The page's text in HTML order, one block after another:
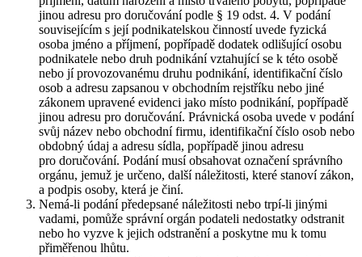
jinou adresu pro doručování podle § 19 odst. 4. V podání
souvisejícím s její podnikatelskou činností uvede fyzická
osoba jméno a příjmení, popřípadě dodatek odlišující osobu
podnikatele nebo druh podnikání vztahující se k této osobě
nebo jí provozovanému druhu podnikání, identifikační číslo
osob a adresu zapsanou v obchodním rejstříku nebo jiné
zákonem upravené evidenci jako místo podnikání, popřípadě
jinou adresu pro doručování. Právnická osoba uvede v podání
svůj název nebo obchodní firmu, identifikační číslo osob nebo
obdobný údaj a adresu sídla, popřípadě jinou adresu
pro doručování. Podání musí obsahovat označení správního
orgánu, jemuž je určeno, další náležitosti, které stanoví zákon,
a podpis osoby, která je činí.
Nemá-li podání předepsané náležitosti nebo trpí-li jinými
vadami, pomůže správní orgán podateli nedostatky odstranit
nebo ho vyzve k jejich odstranění a poskytne mu k tomu
přiměřenou lhůtu.